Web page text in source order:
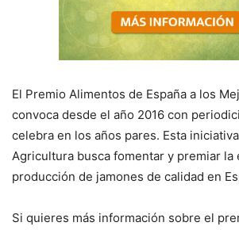
El Premio Alimentos de España a los
convoca desde el año 2016 con
celebra en los años pares. Esta
Agricultura busca fomentar y premiar la
producción de jamones de calidad en
Si quieres más información sobre el